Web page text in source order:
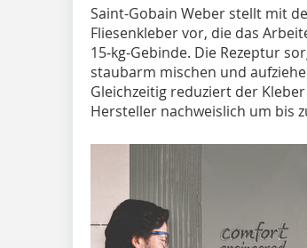
Saint-Gobain Weber stellt mit
Fliesenkleber vor, die das
15‑kg‑Gebinde. Die Rezeptur
staubarm mischen und
Gleichzeitig reduziert der
Hersteller nachweislich um bis